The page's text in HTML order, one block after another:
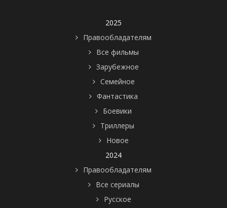
2025
Правообладателям
Все фильмы
Зарубежное
Семейное
Фантастика
Боевики
Триллеры
Новое
2024
Правообладателям
Все сериалы
Русское